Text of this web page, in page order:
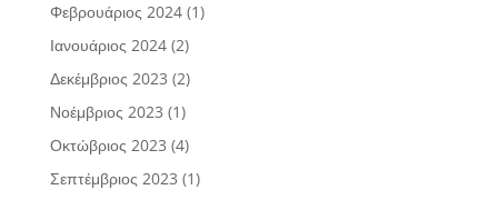
Φεβρουάριος 2024(1)
Ιανουάριος 2024(2)
Δεκέμβριος 2023 (2)
Νοέμβριος 2023 (1)
Οκτώβριος 2023 (4)
Σεπτέμβριος 2023 (1)